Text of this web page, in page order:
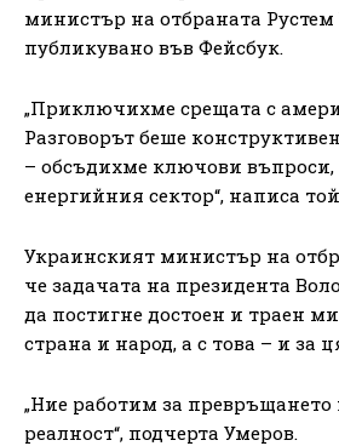
министър на отбраната Рустем
публикувано във Фейсбук.
„Приключихме срещата с
Разговорът беше
– обсъдихме ключови
енергийния сектор“, написа
Украинският министър на
че задачата на президента
да постигне достоен и траен
страна и народ, а с това – и за
„Ние работим за превръщането
реалност“, подчерта Умеров.